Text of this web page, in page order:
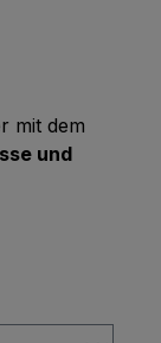
mit dem
und